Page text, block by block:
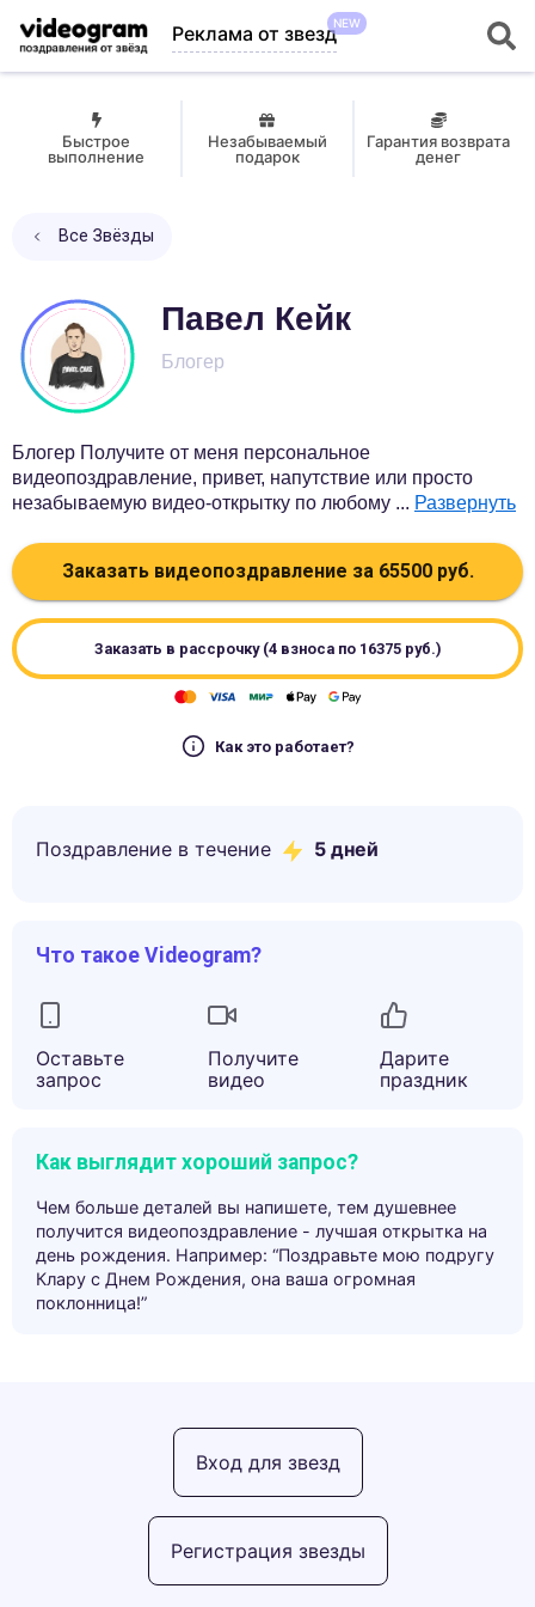
Реклама от звездNEW
Быстрое
выполнение
Незабываемый
подарок
Гарантия возврата
денег
Все Звёзды
Павел Кейк
Блогер
Блогер Получите от меня персональное
видеопоздравление, привет, напутствие или просто
незабываемую видео-открытку по любому ... Развернуть
Заказать видеопоздравление за 65500руб.
Заказать в рассрочку (4 взноса по 16375руб.)
Как это работает?
Поздравление в течение 5 дней
Что такое Videogram?
Оставьте
запрос
Получите
видео
Дарите
праздник
Как выглядит хороший запрос?
Чем больше деталей вы напишете, тем душевнее
получится видеопоздравление - лучшая открытка на
день рождения. Например: “Поздравьте мою подругу
Клару с Днем Рождения, она ваша огромная
поклонница!”
Регистрация звезды
Вход для звезд